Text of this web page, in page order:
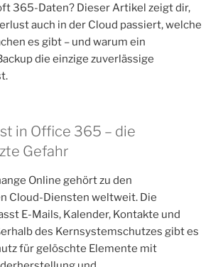
365-Daten? Dieser Artikel zeigt dir,
auch in der Cloud passiert, welche
es gibt – und warum ein
die einzige zuverlässige
in Office 365 – die
Gefahr
Online gehört zu den
Cloud-Diensten weltweit. Die
E-Mails, Kalender, Kontakte und
des Kernsystemschutzes gibt es
für gelöschte Elemente mit